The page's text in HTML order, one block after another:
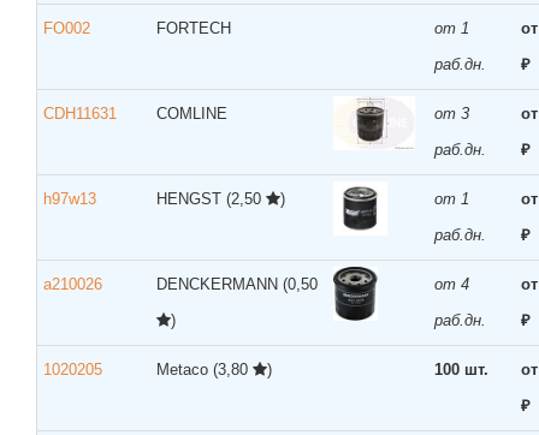
FO002 FORTECH
от 1
раб.дн.
₽
CDH11631 COMLINE
от 3
раб.дн.
₽
h97w13 HENGST (2,50 )
от 1
раб.дн.
₽
a210026 DENCKERMANN (0,50
)
от 4
раб.дн.
₽
1020205 Metaco (3,80 ) 100 шт.
₽